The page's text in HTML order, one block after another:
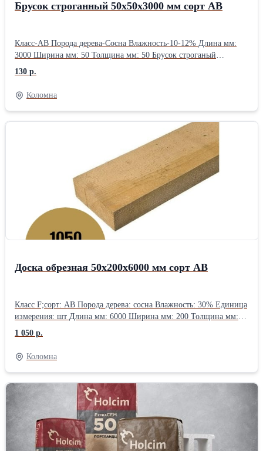
Брусок строганный 50х50х3000 мм сорт АВ
Класс-АВ Порода дерева-Сосна Влажность-10-12% Длина мм:
3000 Ширина мм: 50 Толщина мм: 50 Брусок строганый
50х50х3000 мм — это сухой или естественной влажности
пиломатериал из хвои (сосна/ель), используемый для каркасов,
обрешетки и мебели. Основные сорта: АВ (средний класс,
допускаются мелкие сучки) или 1-й сорт (высокое качество).
Поверхность гладкая, ровная.
130 р.
Коломна
Доска обрезная 50х200х6000 мм сорт АВ
Класс F;сорт: АВ Порода дерева: сосна Влажность: 30% Единица
измерения: шт Длина мм: 6000 Ширина мм: 200 Толщина мм:
50 Пиломатериалы в Коломне вы можете приобрести в
компании ООО "Сеан", которая предлагает широкий
ассортимент лесозаготовок и других строительных материалов.
-Пиломатериал обрезной, доска, брус. -Вагонка, евровагонка,
блок-хаус, имитация бруса. Доска пола, европол. -Вагонка
осиновая, вагонка липовая -Фанера -Виниловый сайдинг
уголок, штапик. -Подоконник, тетива, ступени, столешница,
мебельный щит, дверки жалюзийные. -Филенчатые двери в
Коломне -Столярные изделия. Оконные блоки арочные, банные.
-Оконные блоки ОД ОСП однокамерный стеклопакет -Оконные
1 050 р.
Коломна